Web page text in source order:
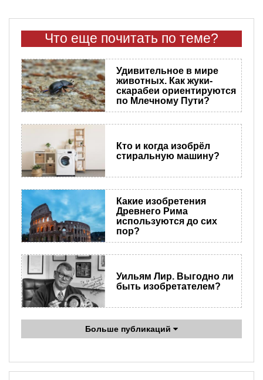
Что еще почитать по теме?
Удивительное в мире
животных. Как жуки-
скарабеи ориентируются
по Млечному Пути?
Кто и когда изобрёл
стиральную машину?
Какие изобретения
Древнего Рима
используются до сих
пор?
Уильям Лир. Выгодно ли
быть изобретателем?
Больше публикаций